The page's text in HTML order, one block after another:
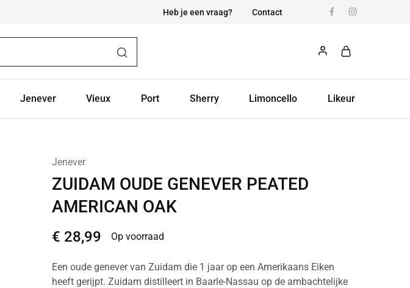
Heb je een vraag? Contact
Jenever Vieux Port Sherry Limoncello Likeur
Jenever
ZUIDAM OUDE GENEVER PEATED
AMERICAN OAK
€ 28,99 Op voorraad
Een oude genever van Zuidam die 1 jaar op een Amerikaans Eiken
heeft gerijpt. Zuidam distilleert in Baarle-Nassau op de ambachtelijke